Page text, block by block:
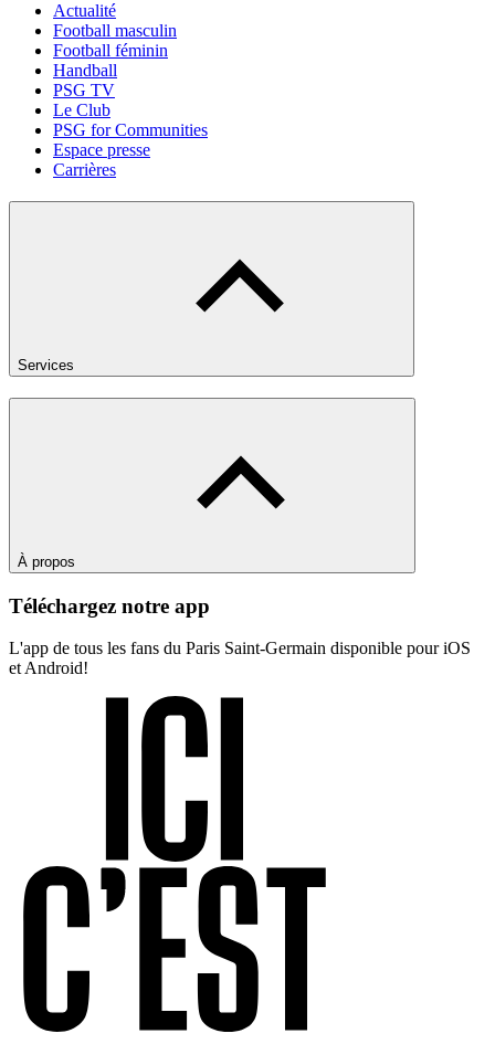
Actualité
Football masculin
Football féminin
Handball
PSG TV
Le Club
PSG for Communities
Espace presse
Carrières
Services
À propos
Téléchargez notre app
L'app de tous les fans du Paris Saint-Germain disponible pour iOS
et Android!